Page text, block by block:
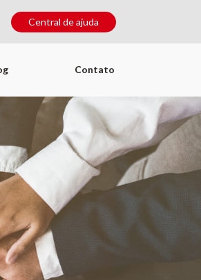
Central de ajuda
Contato